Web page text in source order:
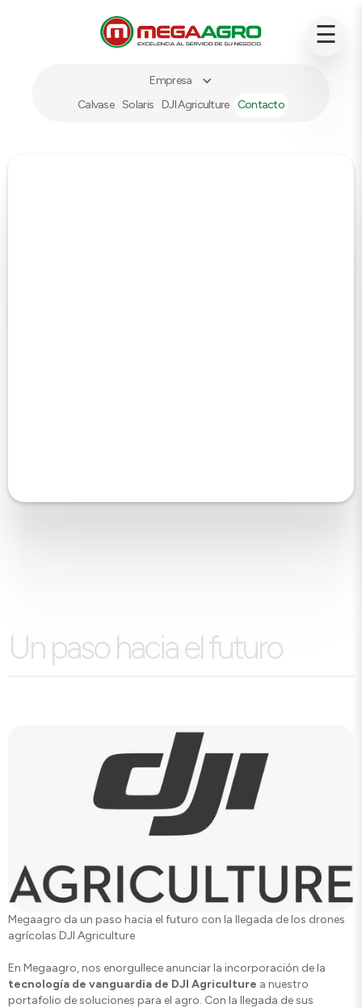
Empresa
Calvase Solaris DJI Agriculture Contacto
Un paso hacia el futuro
Megaagro da un paso hacia el futuro con la llegada de los drones
agrícolas DJI Agriculture
En Megaagro, nos enorgullece anunciar la incorporación de la
tecnología de vanguardia de DJI Agriculture a nuestro
portafolio de soluciones para el agro. Con la llegada de sus
☰